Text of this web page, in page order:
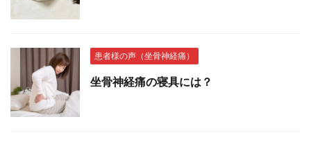
患者様の声（坐骨神経痛）
坐骨神経痛の寝具には？